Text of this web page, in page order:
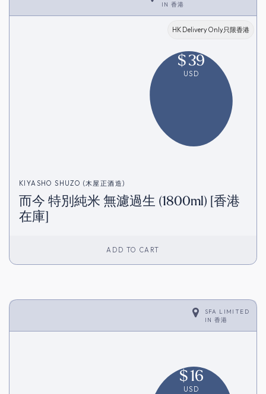
IN 香港
HK Delivery Only只限香港
$39
USD
KIYASHO SHUZO (木屋正酒造)
而今 特別純米 無濾過生 (1800ml) [香港
在庫]
ADD TO CART
SFA LIMITED
IN 香港
$16
USD